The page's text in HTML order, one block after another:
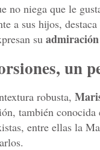
no niega que le
a sus hijos,
su admiración
un
robusta,
también conocida
entre ellas la